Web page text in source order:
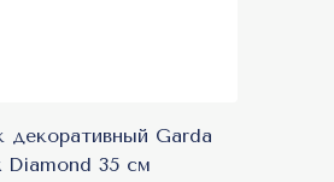
декоративный Garda
Diamond 35 см